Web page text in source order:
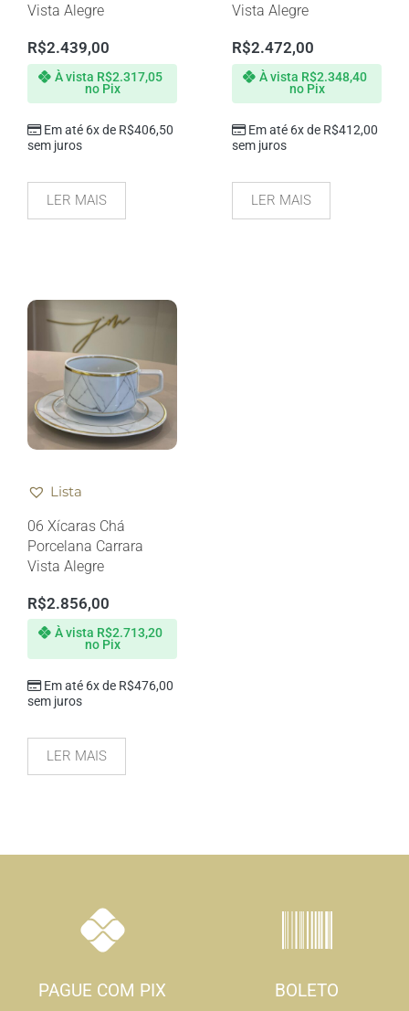
Vista Alegre
R$2.439,00
Em até 6x de R$406,50
sem juros
À vista R$2.317,05
no Pix
LER MAIS
Vista Alegre
R$2.472,00
Em até 6x de R$412,00
sem juros
À vista R$2.348,40
no Pix
LER MAIS
Lista
06 Xícaras Chá
Porcelana Carrara
Vista Alegre
R$2.856,00
Em até 6x de R$476,00
sem juros
À vista R$2.713,20
no Pix
LER MAIS
PAGUE COM PIX BOLETO